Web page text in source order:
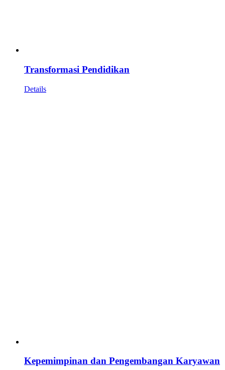
Transformasi Pendidikan
Details
Kepemimpinan dan Pengembangan Karyawan